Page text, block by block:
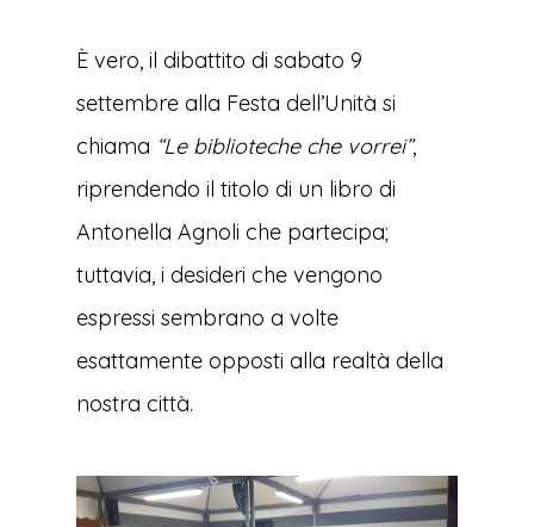
È vero, il dibattito di sabato 9
settembre alla Festa dell’Unità si
chiama “Le biblioteche che vorrei”,
riprendendo il titolo di un libro di
Antonella Agnoli che partecipa;
tuttavia, i desideri che vengono
espressi sembrano a volte
esattamente opposti alla realtà della
nostra città.